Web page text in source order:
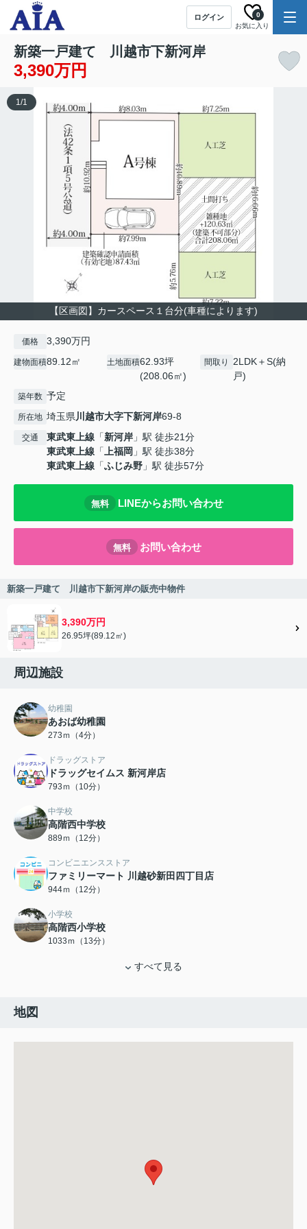
ログイン
お気に入り
0
新築一戸建て 川越市下新河岸
3,390万円
【区画図】カースペース１台分(車種によります)
1/1
価格 3,390万円
建物面積89.12㎡ 土地面積62.93坪
(208.06㎡)
間取り
2LDK＋S(納
戸)
築年数 予定
所在地 埼玉県川越市大字下新河岸69-8
交通 東武東上線 「新河岸 」駅 徒歩21分
東武東上線 「上福岡 」駅 徒歩38分
東武東上線 「ふじみ野 」駅 徒歩57分
無料 LINEからお問い合わせ
無料 お問い合わせ
新築一戸建て 川越市下新河岸の販売中物件
3,390万円
26.95坪(89.12㎡)
周辺施設
幼稚園
あおば幼稚園
273ｍ（4分）
ドラッグストア
ドラッグセイムス 新河岸店
793ｍ（10分）
中学校
高階西中学校
889ｍ（12分）
コンビニエンスストア
ファミリーマート 川越砂新田四丁目店
944ｍ（12分）
小学校
高階西小学校
1033ｍ（13分）
すべて見る
地図